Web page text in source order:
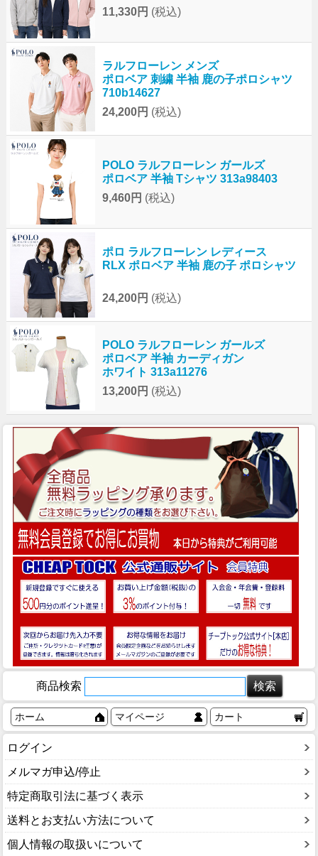
11,330円 (税込)
ラルフローレン メンズ
ポロベア 刺繍 半袖 鹿の子ポロシャツ
710b14627
24,200円 (税込)
POLO ラルフローレン ガールズ
ポロベア 半袖 Tシャツ 313a98403
9,460円 (税込)
ポロ ラルフローレン レディース
RLX ポロベア 半袖 鹿の子 ポロシャツ
24,200円 (税込)
POLO ラルフローレン ガールズ
ポロベア 半袖 カーディガン
ホワイト 313a11276
13,200円 (税込)
商品検索
ホーム マイページ カート
ログイン
メルマガ申込/停止
特定商取引法に基づく表示
送料とお支払い方法について
個人情報の取扱いについて